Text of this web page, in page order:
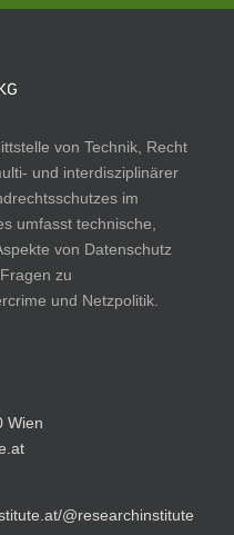
von Technik, Recht
und interdisziplinärer
im
umfasst technische,
von Datenschutz
zu
und Netzpolitik.
Wien
@researchinstitute